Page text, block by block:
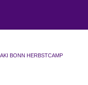
BONN HERBSTCAMP